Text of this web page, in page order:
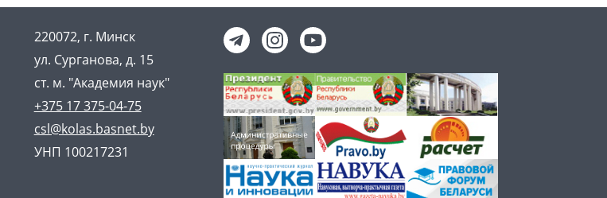
220072, г. Минск
ул. Сурганова, д. 15
ст. м. "Академия наук"
+375 17 375-04-75
csl@kolas.basnet.by
УНП 100217231